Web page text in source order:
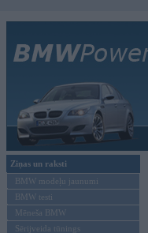
Ziņas un raksti
BMW modeļu jaunumi
BMW testi
Mēneša BMW
Sērijveida tūnings